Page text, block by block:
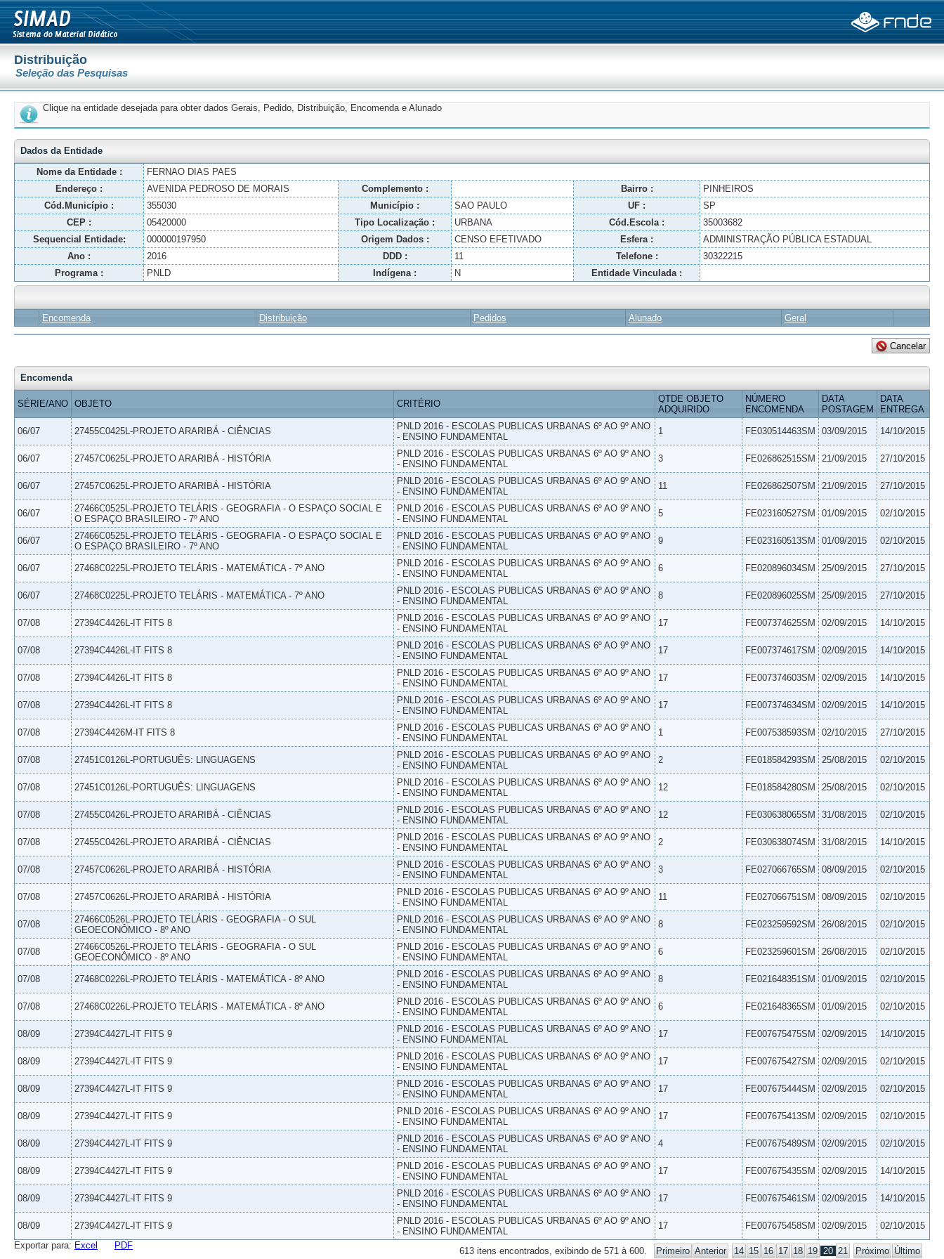
Distribuição
Seleção das Pesquisas
Clique na entidade desejada para obter dados Gerais, Pedido, Distribuição, Encomenda e Alunado
Dados da Entidade
Nome da Entidade :
FERNAO DIAS PAES
Endereço :
AVENIDA PEDROSO DE MORAIS Complemento : Bairro :
PINHEIROS
Cód.Município :
355030 Município : SAO PAULO UF :
SP
CEP :
05420000 Tipo Localização : URBANA Cód.Escola :
35003682
Sequencial Entidade:
000000197950 Origem Dados : CENSO EFETIVADO Esfera :
ADMINISTRAÇÃO PÚBLICA ESTADUAL
Ano :
2016 DDD : 11 Telefone :
30322215
Programa :
PNLD Indígena : N Entidade Vinculada :
Encomenda Distribuição Pedidos Alunado Geral
Encomenda
SÉRIE/ANO OBJETO CRITÉRIO
QTDE OBJETO
ADQUIRIDO
NÚMERO
ENCOMENDA
DATA
POSTAGEM
DATA
ENTREGA
06/07 27455C0425L-PROJETO ARARIBÁ - CIÊNCIAS
PNLD 2016 - ESCOLAS PUBLICAS URBANAS 6º AO 9º ANO
- ENSINO FUNDAMENTAL
1 FE030514463SM 03/09/2015 14/10/2015
06/07 27457C0625L-PROJETO ARARIBÁ - HISTÓRIA
PNLD 2016 - ESCOLAS PUBLICAS URBANAS 6º AO 9º ANO
- ENSINO FUNDAMENTAL
3 FE026862515SM 21/09/2015 27/10/2015
06/07 27457C0625L-PROJETO ARARIBÁ - HISTÓRIA
PNLD 2016 - ESCOLAS PUBLICAS URBANAS 6º AO 9º ANO
- ENSINO FUNDAMENTAL
11 FE026862507SM 21/09/2015 27/10/2015
06/07
27466C0525L-PROJETO TELÁRIS - GEOGRAFIA - O ESPAÇO SOCIAL E
O ESPAÇO BRASILEIRO - 7º ANO
PNLD 2016 - ESCOLAS PUBLICAS URBANAS 6º AO 9º ANO
- ENSINO FUNDAMENTAL
5 FE023160527SM 01/09/2015 02/10/2015
06/07
27466C0525L-PROJETO TELÁRIS - GEOGRAFIA - O ESPAÇO SOCIAL E
O ESPAÇO BRASILEIRO - 7º ANO
PNLD 2016 - ESCOLAS PUBLICAS URBANAS 6º AO 9º ANO
- ENSINO FUNDAMENTAL
9 FE023160513SM 01/09/2015 02/10/2015
06/07 27468C0225L-PROJETO TELÁRIS - MATEMÁTICA - 7º ANO
PNLD 2016 - ESCOLAS PUBLICAS URBANAS 6º AO 9º ANO
- ENSINO FUNDAMENTAL
6 FE020896034SM 25/09/2015 27/10/2015
06/07 27468C0225L-PROJETO TELÁRIS - MATEMÁTICA - 7º ANO
PNLD 2016 - ESCOLAS PUBLICAS URBANAS 6º AO 9º ANO
- ENSINO FUNDAMENTAL
8 FE020896025SM 25/09/2015 27/10/2015
07/08 27394C4426L-IT FITS 8
PNLD 2016 - ESCOLAS PUBLICAS URBANAS 6º AO 9º ANO
- ENSINO FUNDAMENTAL
17 FE007374625SM 02/09/2015 14/10/2015
07/08 27394C4426L-IT FITS 8
PNLD 2016 - ESCOLAS PUBLICAS URBANAS 6º AO 9º ANO
- ENSINO FUNDAMENTAL
17 FE007374617SM 02/09/2015 14/10/2015
07/08 27394C4426L-IT FITS 8
PNLD 2016 - ESCOLAS PUBLICAS URBANAS 6º AO 9º ANO
- ENSINO FUNDAMENTAL
17 FE007374603SM 02/09/2015 14/10/2015
07/08 27394C4426L-IT FITS 8
PNLD 2016 - ESCOLAS PUBLICAS URBANAS 6º AO 9º ANO
- ENSINO FUNDAMENTAL
17 FE007374634SM 02/09/2015 14/10/2015
07/08 27394C4426M-IT FITS 8
PNLD 2016 - ESCOLAS PUBLICAS URBANAS 6º AO 9º ANO
- ENSINO FUNDAMENTAL
1 FE007538593SM 02/10/2015 27/10/2015
07/08 27451C0126L-PORTUGUÊS: LINGUAGENS
PNLD 2016 - ESCOLAS PUBLICAS URBANAS 6º AO 9º ANO
- ENSINO FUNDAMENTAL
2 FE018584293SM 25/08/2015 02/10/2015
07/08 27451C0126L-PORTUGUÊS: LINGUAGENS
PNLD 2016 - ESCOLAS PUBLICAS URBANAS 6º AO 9º ANO
- ENSINO FUNDAMENTAL
12 FE018584280SM 25/08/2015 02/10/2015
07/08 27455C0426L-PROJETO ARARIBÁ - CIÊNCIAS
PNLD 2016 - ESCOLAS PUBLICAS URBANAS 6º AO 9º ANO
- ENSINO FUNDAMENTAL
12 FE030638065SM 31/08/2015 02/10/2015
07/08 27455C0426L-PROJETO ARARIBÁ - CIÊNCIAS
PNLD 2016 - ESCOLAS PUBLICAS URBANAS 6º AO 9º ANO
- ENSINO FUNDAMENTAL
2 FE030638074SM 31/08/2015 14/10/2015
07/08 27457C0626L-PROJETO ARARIBÁ - HISTÓRIA
PNLD 2016 - ESCOLAS PUBLICAS URBANAS 6º AO 9º ANO
- ENSINO FUNDAMENTAL
3 FE027066765SM 08/09/2015 02/10/2015
07/08 27457C0626L-PROJETO ARARIBÁ - HISTÓRIA
PNLD 2016 - ESCOLAS PUBLICAS URBANAS 6º AO 9º ANO
- ENSINO FUNDAMENTAL
11 FE027066751SM 08/09/2015 02/10/2015
07/08
27466C0526L-PROJETO TELÁRIS - GEOGRAFIA - O SUL
GEOECONÔMICO - 8º ANO
PNLD 2016 - ESCOLAS PUBLICAS URBANAS 6º AO 9º ANO
- ENSINO FUNDAMENTAL
8 FE023259592SM 26/08/2015 02/10/2015
07/08
27466C0526L-PROJETO TELÁRIS - GEOGRAFIA - O SUL
GEOECONÔMICO - 8º ANO
PNLD 2016 - ESCOLAS PUBLICAS URBANAS 6º AO 9º ANO
- ENSINO FUNDAMENTAL
6 FE023259601SM 26/08/2015 02/10/2015
07/08 27468C0226L-PROJETO TELÁRIS - MATEMÁTICA - 8º ANO
PNLD 2016 - ESCOLAS PUBLICAS URBANAS 6º AO 9º ANO
- ENSINO FUNDAMENTAL
8 FE021648351SM 01/09/2015 02/10/2015
07/08 27468C0226L-PROJETO TELÁRIS - MATEMÁTICA - 8º ANO
PNLD 2016 - ESCOLAS PUBLICAS URBANAS 6º AO 9º ANO
- ENSINO FUNDAMENTAL
6 FE021648365SM 01/09/2015 02/10/2015
08/09 27394C4427L-IT FITS 9
PNLD 2016 - ESCOLAS PUBLICAS URBANAS 6º AO 9º ANO
- ENSINO FUNDAMENTAL
17 FE007675475SM 02/09/2015 14/10/2015
08/09 27394C4427L-IT FITS 9
PNLD 2016 - ESCOLAS PUBLICAS URBANAS 6º AO 9º ANO
- ENSINO FUNDAMENTAL
17 FE007675427SM 02/09/2015 02/10/2015
08/09 27394C4427L-IT FITS 9
PNLD 2016 - ESCOLAS PUBLICAS URBANAS 6º AO 9º ANO
- ENSINO FUNDAMENTAL
17 FE007675444SM 02/09/2015 02/10/2015
08/09 27394C4427L-IT FITS 9
PNLD 2016 - ESCOLAS PUBLICAS URBANAS 6º AO 9º ANO
- ENSINO FUNDAMENTAL
17 FE007675413SM 02/09/2015 02/10/2015
08/09 27394C4427L-IT FITS 9
PNLD 2016 - ESCOLAS PUBLICAS URBANAS 6º AO 9º ANO
- ENSINO FUNDAMENTAL
4 FE007675489SM 02/09/2015 02/10/2015
08/09 27394C4427L-IT FITS 9
PNLD 2016 - ESCOLAS PUBLICAS URBANAS 6º AO 9º ANO
- ENSINO FUNDAMENTAL
17 FE007675435SM 02/09/2015 14/10/2015
08/09 27394C4427L-IT FITS 9
PNLD 2016 - ESCOLAS PUBLICAS URBANAS 6º AO 9º ANO
- ENSINO FUNDAMENTAL
17 FE007675461SM 02/09/2015 14/10/2015
08/09 27394C4427L-IT FITS 9
PNLD 2016 - ESCOLAS PUBLICAS URBANAS 6º AO 9º ANO
- ENSINO FUNDAMENTAL
17 FE007675458SM 02/09/2015 02/10/2015
613 itens encontrados, exibindo de 571 à 600. Primeiro Anterior 14 15 16 17 18 19 20 21 Próximo Último
Exportar para: Excel PDF